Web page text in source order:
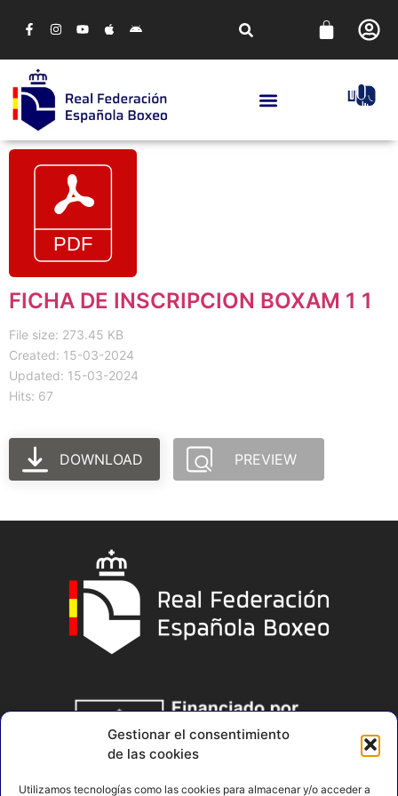
Gestionar el consentimiento
de las cookies
Utilizamos tecnologías como las cookies para almacenar y/o acceder a
FICHA DE INSCRIPCION BOXAM 1 1
File size: 273.45 KB
Created: 15-03-2024
Updated: 15-03-2024
Hits: 67
DOWNLOAD PREVIEW